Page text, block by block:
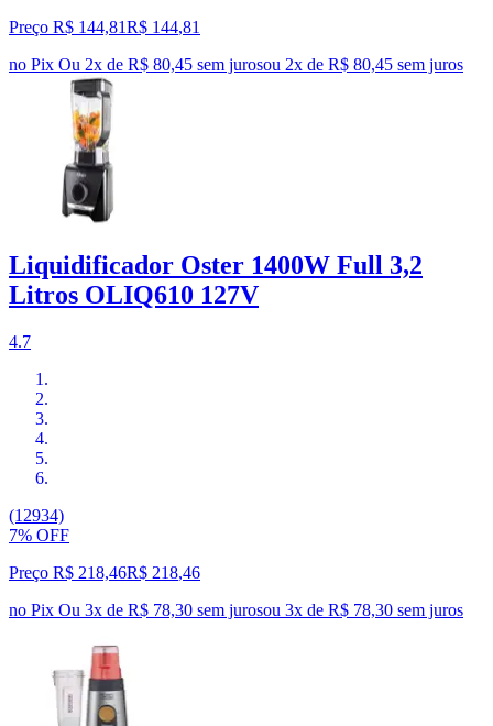
Preço R$ 144,81R$ 144,81
no Pix Ou 2x de R$ 80,45 sem jurosou 2x de R$ 80,45 sem juros
Liquidificador Oster 1400W Full 3,2
Litros OLIQ610 127V
4.7
(12934)
7% OFF
Preço R$ 218,46R$ 218,46
no Pix Ou 3x de R$ 78,30 sem jurosou 3x de R$ 78,30 sem juros